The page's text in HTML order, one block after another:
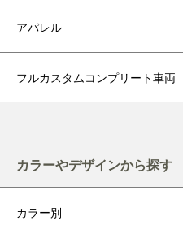
アパレル
フルカスタムコンプリート車両
カラーやデザインから探す
カラー別